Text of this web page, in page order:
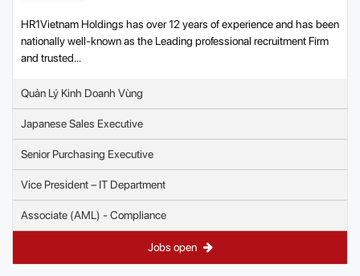
HR1Vietnam Holdings has over 12 years of experience and has been
nationally well-known as the Leading professional recruitment Firm
and trusted...
Quản Lý Kinh Doanh Vùng
Japanese Sales Executive
Senior Purchasing Executive
Vice President – IT Department
Associate (AML) - Compliance
Jobs open